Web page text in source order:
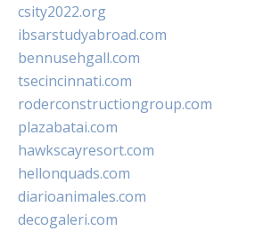
csity2022.org
ibsarstudyabroad.com
bennusehgall.com
tsecincinnati.com
roderconstructiongroup.com
plazabatai.com
hawkscayresort.com
hellonquads.com
diarioanimales.com
decogaleri.com